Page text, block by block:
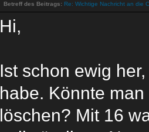
Betreff des Beitrags: Re: Wichtige Nachricht an die
Hi,
Ist schon ewig
habe. Könnte
löschen? Mit 16